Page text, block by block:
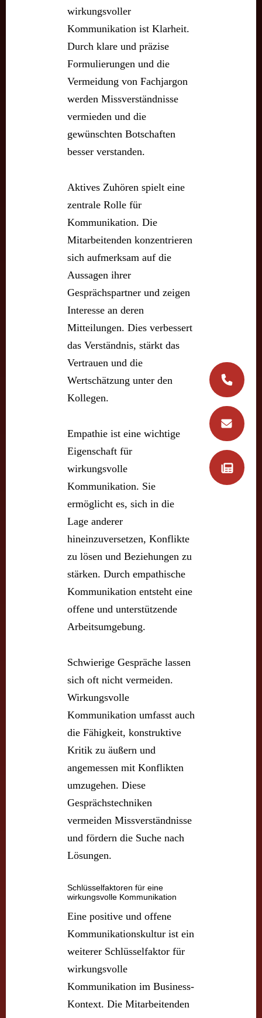
wirkungsvoller
Kommunikation ist Klarheit.
Durch klare und präzise
Formulierungen und die
Vermeidung von Fachjargon
werden Missverständnisse
vermieden und die
gewünschten Botschaften
besser verstanden.
Aktives Zuhören spielt eine
zentrale Rolle für
Kommunikation. Die
Mitarbeitenden konzentrieren
sich aufmerksam auf die
Aussagen ihrer
Gesprächspartner und zeigen
Interesse an deren
Mitteilungen. Dies verbessert
das Verständnis, stärkt das
Vertrauen und die
Wertschätzung unter den
Kollegen.
Empathie ist eine wichtige
Eigenschaft für
wirkungsvolle
Kommunikation. Sie
ermöglicht es, sich in die
Lage anderer
hineinzuversetzen, Konflikte
zu lösen und Beziehungen zu
stärken. Durch empathische
Kommunikation entsteht eine
offene und unterstützende
Arbeitsumgebung.
Schwierige Gespräche lassen
sich oft nicht vermeiden.
Wirkungsvolle
Kommunikation umfasst auch
die Fähigkeit, konstruktive
Kritik zu äußern und
angemessen mit Konflikten
umzugehen. Diese
Gesprächstechniken
vermeiden Missverständnisse
und fördern die Suche nach
Lösungen.
Schlüsselfaktoren für eine
wirkungsvolle Kommunikation
Eine positive und offene
Kommunikationskultur ist ein
weiterer Schlüsselfaktor für
wirkungsvolle
Kommunikation im Business-
Kontext. Die Mitarbeitenden